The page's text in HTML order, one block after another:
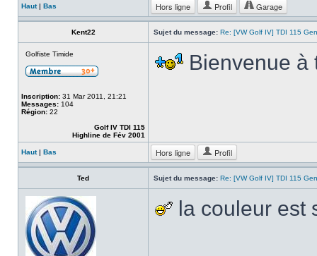
Haut| Bas Hors ligne Profil Garage
Kent22 Sujet du message: Re: [VW Golf IV] TDI 115
Golfiste Timide
Inscription: 31 Mar 2011, 21:21
Messages: 104
Région: 22
Golf IV TDI 115
Highline de Fév 2001
Bienvenue
Haut| Bas Hors ligne Profil
Ted Sujet du message: Re: [VW Golf IV] TDI 115
la couleur est